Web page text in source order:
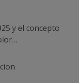
y el concepto